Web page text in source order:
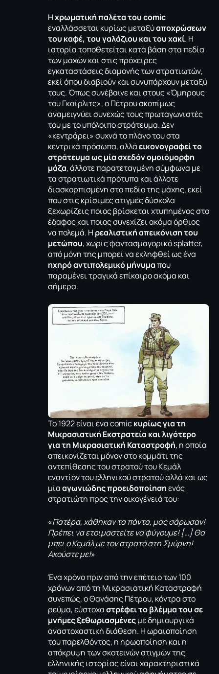
Ηχρωματική παλέτα του comic
εναλλάσσεται κυρίως μεταξύαποχρώσεων
του καφέ, του γαλάζιου και του χακί. Η
ιστορία τοποθετείται κατά βάση στα πεδία
των μαχών και στις πρόχειρες
εγκαταστάσεις διαμονής των στρατιωτών,
εκεί όπου διαβιούν και συνυπάρχουν μεταξύ
τους. Όπως συνέβαινε και στους «Όμηρους
του Γκαίρλιτς», ο Πέτρου σκοπίμως
αναμειγνύει συνεχώς τους πρωταγωνιστές
του με το υπόλοιπο στράτευμα. Δεν
«κεντράρει» συχνά το πλάνο του στα
κεντρικά πρόσωπα, αλλάεικονογραφεί το
στράτευμα ως μία σχεδόν ομοιόμορφη
μάζα, άλλοτε παρατεταγμένη σύμφωνα με
τα στρατιωτικά πρότυπα και άλλοτε
διασκορπισμένη στο πεδίο της μάχης, εκεί
που στις κρίσιμες στιγμές δύσκολα
ξεχωρίζεις ποιος βρίσκεται χτυπημένος στο
έδαφος και ποιος συνεχίζει ακόμα όρθιος
να πολεμά. Η ρεαλιστική απεικόνιση του
μετώπου, χωρίς φαντασμαγορικό splatter,
από μόνη της μπορεί να εκληφθεί ως ένα
ηχηρό αντιπολεμικό μήνυμαπου
παραμένει τραγικά επίκαιρο ακόμα και
σήμερα.
Το 1922 είναι ένα comicκυρίως για τη
Μικρασιατική Εκστρατεία και λιγότερο
για τη Μικρασιατική Καταστροφή, η οποία
απεικονίζεται μόνον στο κομμάτι της
αντεπίθεσης του στρατού του Κεμάλ
εναντίον του ελληνικού στρατού αλλά και ως
μίααγωνιώδης προειδοποίησηενός
στρατιώτη προς την οικογένειά του:
«Πατέρα, χάθηκαν τα πάντα, μας σάρωσαν!
Πρέπει να ετοιμαστείτε να φύγουμε! […] Θα
μπει ο Κεμάλ με τον στρατό στη Σμύρνη!
Ακούστε με!»
Ένα χρόνο πριν από την επέτειο των 100
χρόνων από τη Μικρασιατική Καταστροφή
συνεπώς, ο Θανάσης Πέτρου, κόντρα στο
ρεύμα, εύστοχαστρέφει το βλέμμα του σε
μνήμες ξεθωριασμένεςμε δημιουργικά
αναστοχαστική διάθεση. Η ωραιοποίηση
του παρελθόντος, η ηρωοποίηση και η
απόκρυψη των σκοτεινών στιγμών της
ελληνικής ιστορίας είναι χαρακτηριστικά